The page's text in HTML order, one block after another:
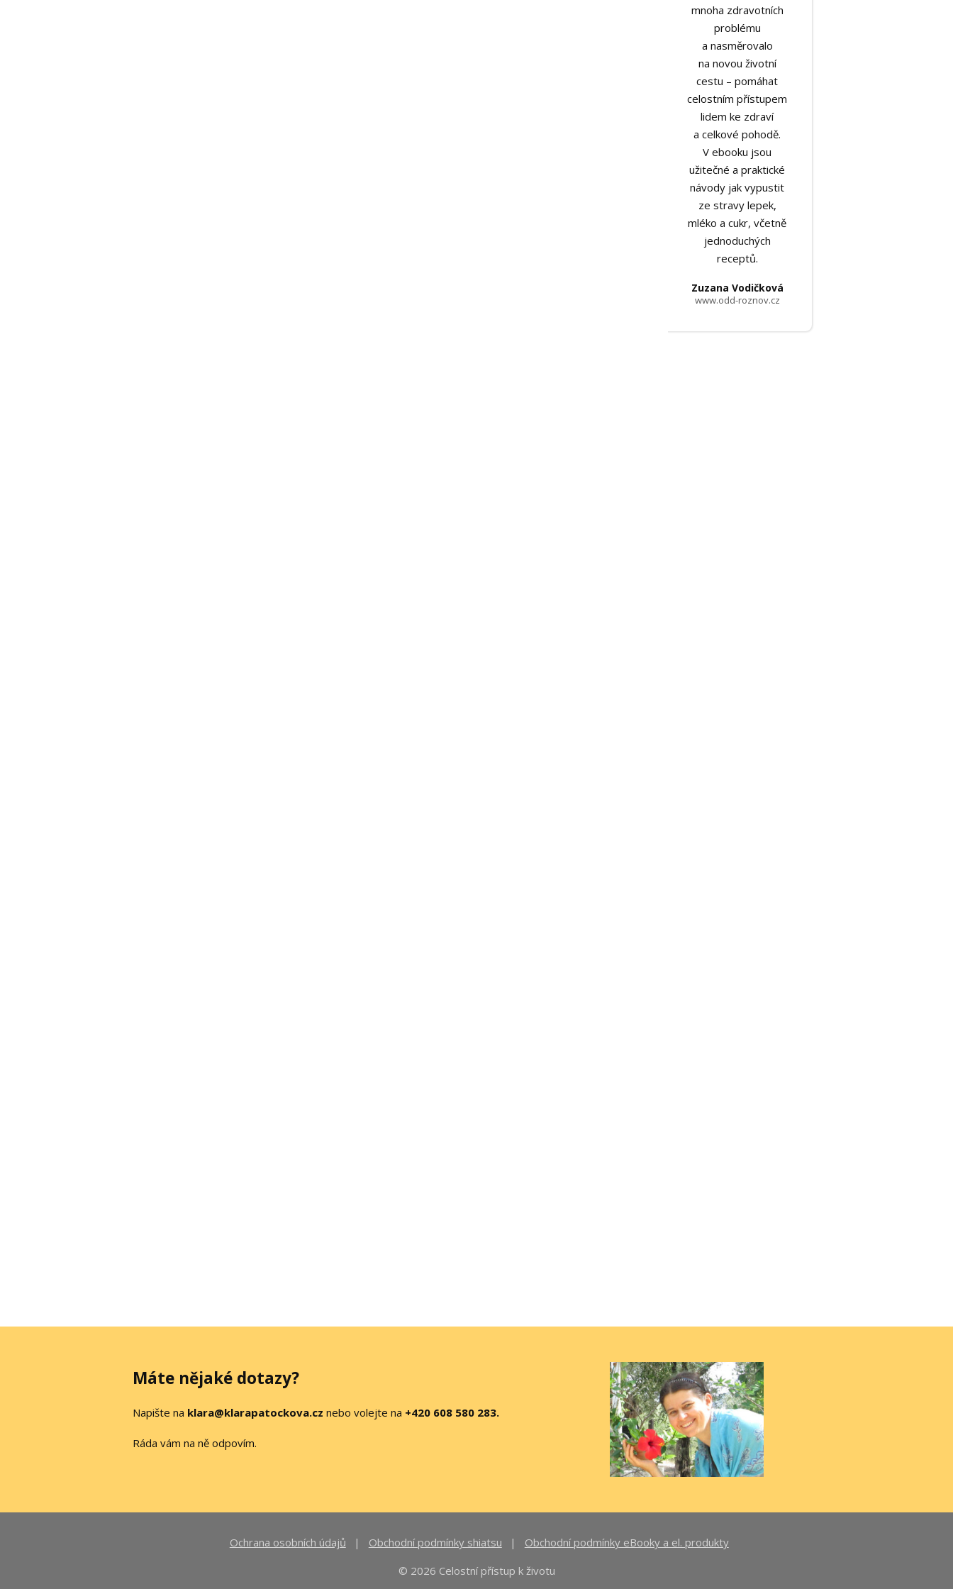
mnoha zdravotních
problému
a nasměrovalo
na novou životní
cestu – pomáhat
celostním přístupem
lidem ke zdraví
a celkové pohodě.
V ebooku jsou
užitečné a praktické
návody jak vypustit
ze stravy lepek,
mléko a cukr, včetně
jednoduchých
receptů.
Zuzana Vodičková
www.odd-roznov.cz
Máte nějaké dotazy?
Napište na klara@klarapatockova.cz nebo volejte na +420 608 580 283.
Ráda vám na ně odpovím.
Ochrana osobních údajů Obchodní podmínky shiatsu
Obchodní podmínky eBooky a el. produkty
© 2026 Celostní přístup k životu